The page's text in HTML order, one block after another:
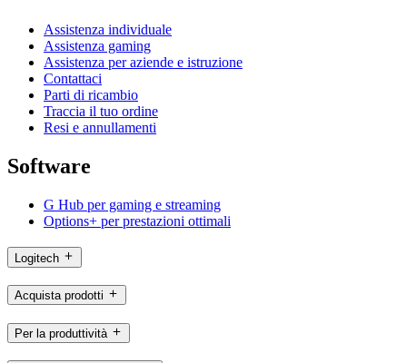
Assistenza individuale
Assistenza gaming
Assistenza per aziende e istruzione
Contattaci
Parti di ricambio
Traccia il tuo ordine
Resi e annullamenti
Software
G Hub per gaming e streaming
Options+ per prestazioni ottimali
Logitech
Acquista prodotti
Per la produttività